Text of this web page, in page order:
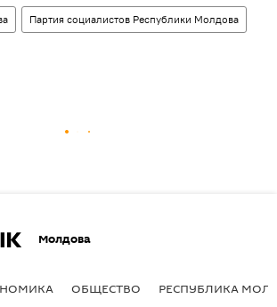
Партия социалистов Республики Молдова
Молдова
ОБЩЕСТВО РЕСПУБЛИКА